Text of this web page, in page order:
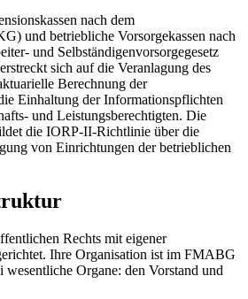
nach dem
und betriebliche Vorsorgekassen nach
und Selbständigenvorsorgegesetz
sich auf die Veranlagung des
Berechnung der
Einhaltung der Informationspflichten
und Leistungsberechtigten. Die
die IORP-II-Richtlinie über die
von Einrichtungen der betrieblichen
Rechts mit eigener
Ihre Organisation ist im FMABG
wesentliche Organe: den Vorstand und